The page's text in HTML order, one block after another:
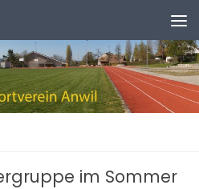
im Sommer